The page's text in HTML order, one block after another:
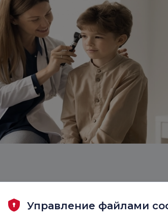
Управление файлами